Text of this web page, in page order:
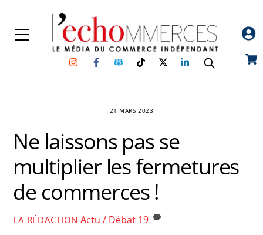
content
Menu
InstagramFacebookGroupe
Facebook
TikTokTwitterLinkedin
21 MARS 2023
Ne laissons pas se
multiplier les fermetures
de commerces !
LA RÉDACTION Actu / Débat 19